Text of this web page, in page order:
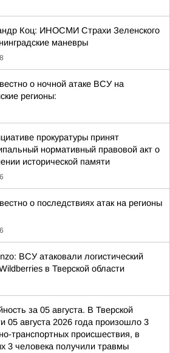
Коц: ИНОСМИ Страхи Зеленского
маневры
о ночной атаке ВСУ на
регионы:
прокуратуры принят
нормативный правовой акт о
исторической памяти
о последствиях атак на регионы
ВСУ атаковали логистический
в Тверской области
за 05 августа. В Тверской
05 августа 2026 года произошло 3
транспортных происшествия, в
3 человека получили травмы